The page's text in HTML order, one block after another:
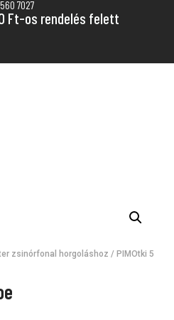
7027
Ft-os rendelés felett
zsinórfonal horgoláshoz / PIMOtki 5